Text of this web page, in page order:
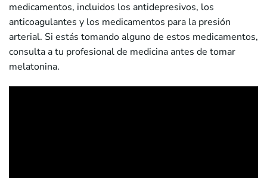
medicamentos, incluidos los antidepresivos, los
anticoagulantes y los medicamentos para la presión
arterial. Si estás tomando alguno de estos medicamentos,
consulta a tu profesional de medicina antes de tomar
melatonina.